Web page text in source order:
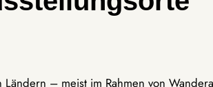
– meist im Rahmen von